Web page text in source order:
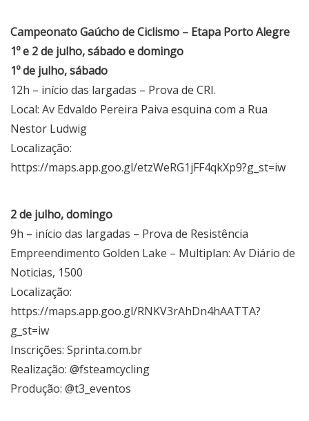
Campeonato Gaúcho de Ciclismo – Etapa Porto Alegre
1º e 2 de julho, sábado e domingo
1º de julho, sábado
12h – início das largadas – Prova de CRI.
Local: Av Edvaldo Pereira Paiva esquina com a Rua
Nestor Ludwig
Localização:
https://maps.app.goo.gl/etzWeRG1jFF4qkXp9?g_st=iw
2 de julho, domingo
9h – início das largadas – Prova de Resistência
Empreendimento Golden Lake – Multiplan: Av Diário de
Noticias, 1500
Localização:
https://maps.app.goo.gl/RNKV3rAhDn4hAATTA?
g_st=iw
Inscrições: Sprinta.com.br
Realização: @fsteamcycling
Produção: @t3_eventos